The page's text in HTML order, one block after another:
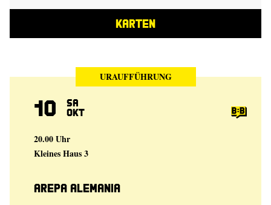
KARTEN
URAUFFÜHRUNG
10 Sa
Okt
20.00 Uhr
Kleines Haus 3
Arepa Alemania